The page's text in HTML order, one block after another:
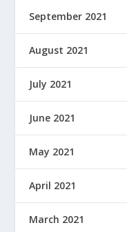
September 2021
August 2021
July 2021
June 2021
May 2021
April 2021
March 2021